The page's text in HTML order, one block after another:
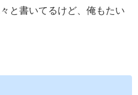
と書いてるけど、俺もたい